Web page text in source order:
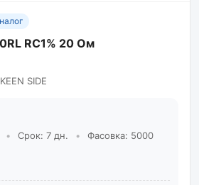
RC1% 20 Ом
KEEN SIDE
• Срок: 7 дн. •
Фасовка: 5000